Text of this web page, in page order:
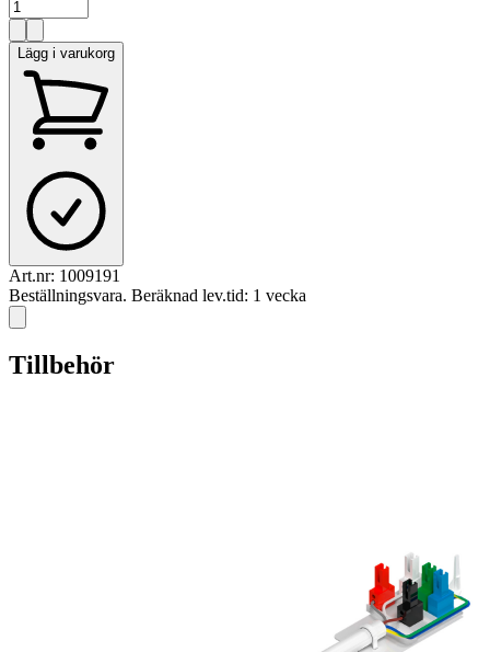
Lägg i varukorg
Art.nr: 1009191
Beställningsvara. Beräknad lev.tid: 1 vecka
Tillbehör